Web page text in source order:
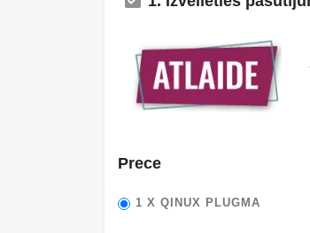
Prece
1 X QINUX PLUGMA